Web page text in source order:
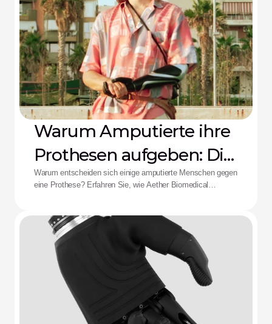
Warum Amputierte ihre
Prothesen aufgeben: Die
Aether-Lösung
Warum entscheiden sich einige amputierte Menschen gegen
eine Prothese? Erfahren Sie, wie Aether Biomedical